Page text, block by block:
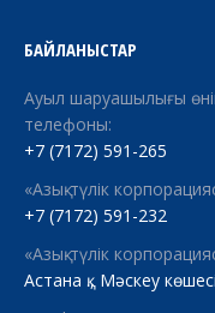
БАЙЛАНЫСТАР
Ауыл шаруашылығы
телефоны:
+7 (7172) 591-265
«Азық-түлік
+7 (7172) 591-232
«Азық-түлік
Астана қ., Мәскеу